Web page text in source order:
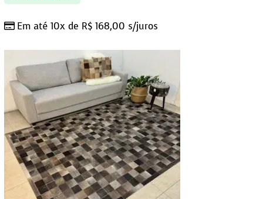
Em até 10x de R$ 168,00 s/juros